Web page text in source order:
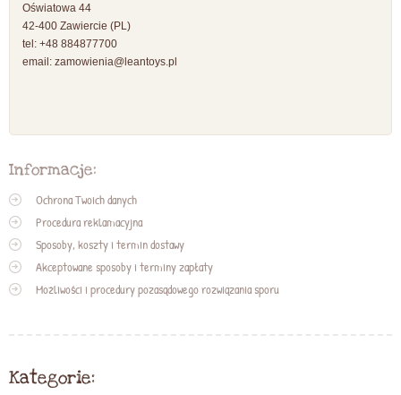
Oświatowa 44
42-400 Zawiercie (PL)
tel: +48 884877700
email: zamowienia@leantoys.pl
Informacje:
Ochrona Twoich danych
Procedura reklamacyjna
Sposoby, koszty i termin dostawy
Akceptowane sposoby i terminy zapłaty
Możliwości i procedury pozasądowego rozwiązania sporu
Kategorie: